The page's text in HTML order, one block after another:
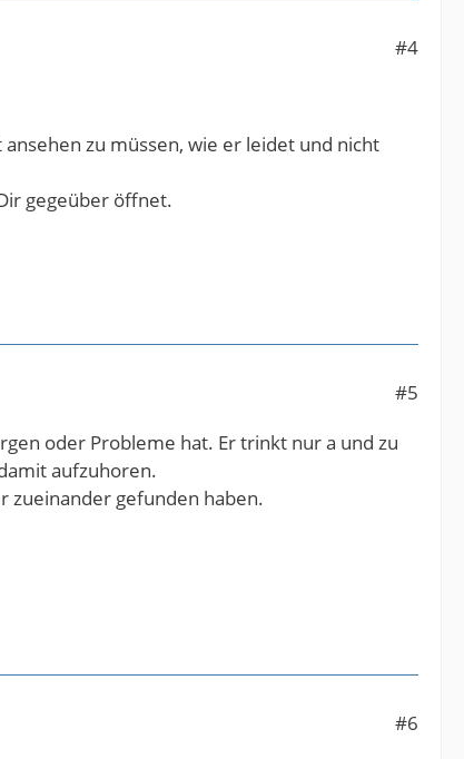
#4
zu müssen, wie er leidet und nicht
gegeüber öffnet.
#5
oder Probleme hat. Er trinkt nur a und zu
aufzuhoren.
zueinander gefunden haben.
#6